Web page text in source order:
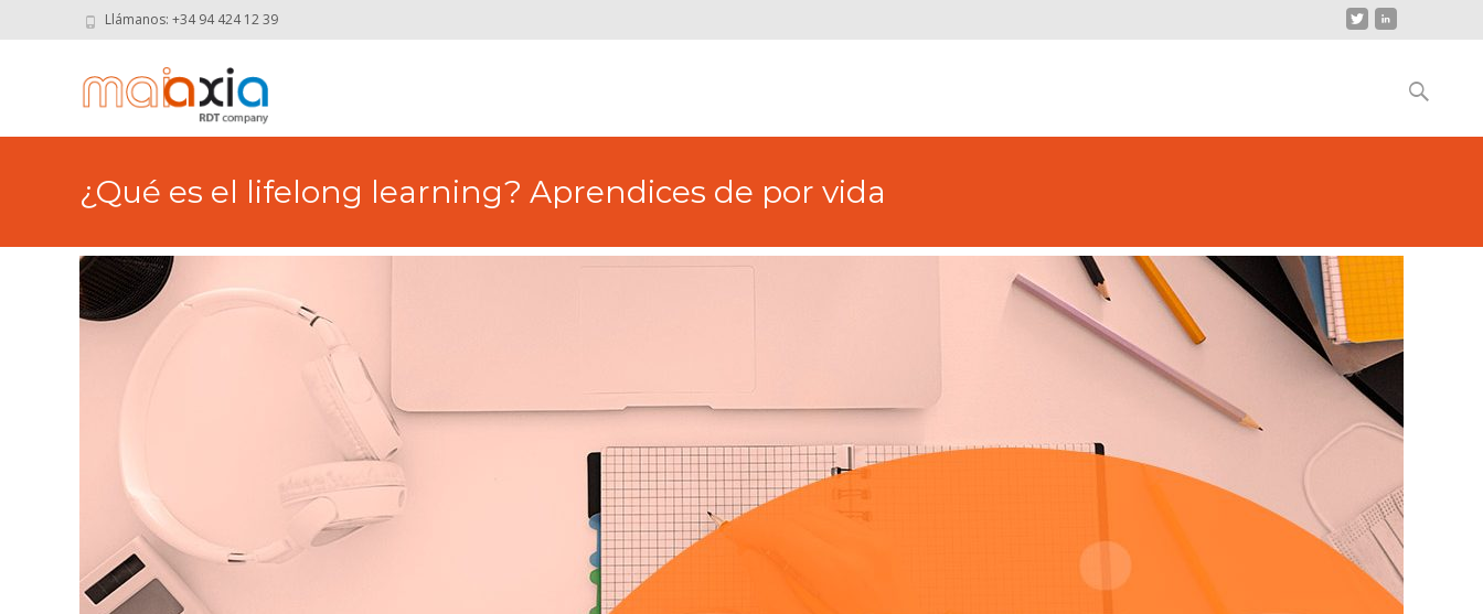
Llámanos: +34 94 424 12 39
Buscar
¿Qué es el lifelong learning? Aprendices de por vida